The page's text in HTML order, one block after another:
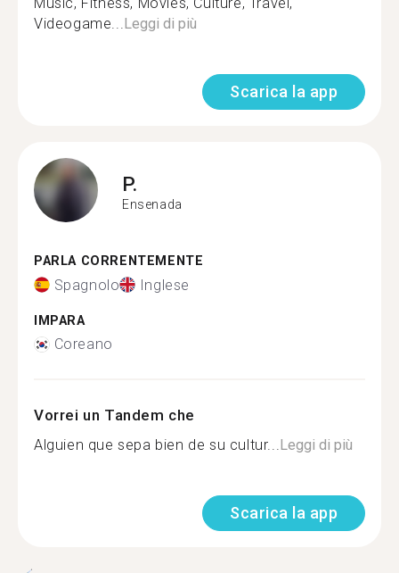
Videogame...Leggi di più
Scarica la app
P.
Ensenada
PARLA CORRENTEMENTE
Spagnolo Inglese
IMPARA
Coreano
Vorrei un Tandem che
Alguien que sepa bien de su cultur...Leggi di più
Scarica la app